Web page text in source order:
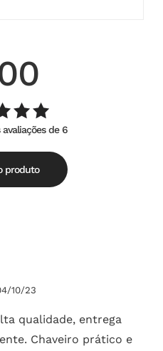
de
de 6
produto
10/23
qualidade, entrega
Chaveiro prático e